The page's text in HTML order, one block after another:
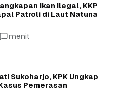
Ikan Ilegal, KKP
Patroli di Laut Natuna
menit
Sukoharjo, KPK Ungkap
Pemerasan